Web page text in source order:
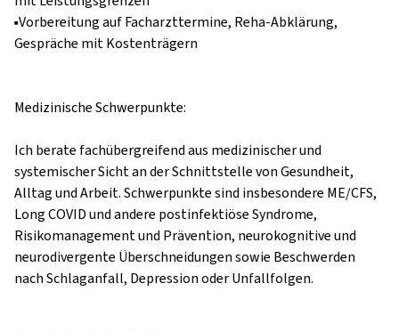
▪️Vorbereitung auf Facharzttermine, Reha-Abklärung,
Gespräche mit Kostenträgern
Medizinische Schwerpunkte:
Ich berate fachübergreifend aus medizinischer und
systemischer Sicht an der Schnittstelle von Gesundheit,
Alltag und Arbeit. Schwerpunkte sind insbesondere ME/CFS,
Long COVID und andere postinfektiöse Syndrome,
Risikomanagement und Prävention, neurokognitive und
neurodivergente Überschneidungen sowie Beschwerden
nach Schlaganfall, Depression oder Unfallfolgen.